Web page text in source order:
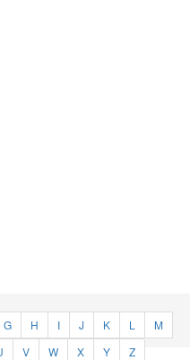
G H I J K L
M
V W X Y Z